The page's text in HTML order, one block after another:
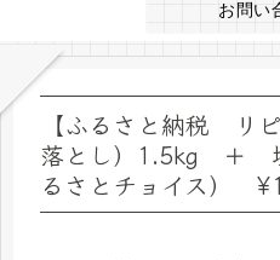
お問い
【ふるさと納税 リ
落とし）1.5kg ＋
るさとチョイス）